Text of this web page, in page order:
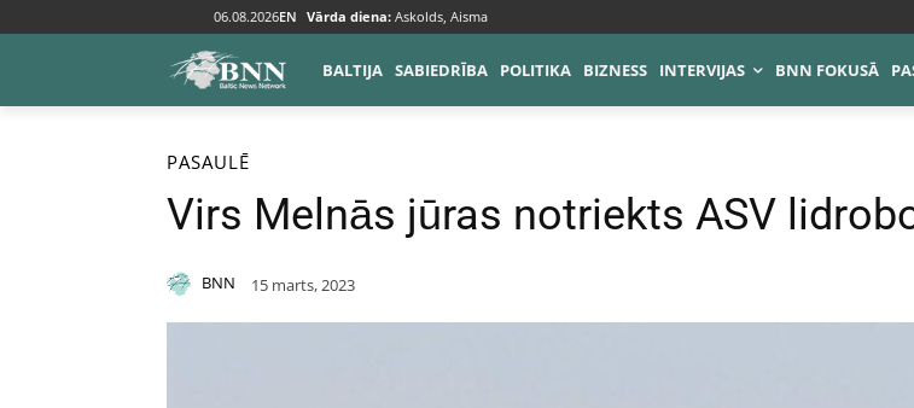
06.08.2026EN Vārda diena: Askolds, Aisma
BALTIJA SABIEDRĪBA POLITIKA BIZNESS INTERVIJAS BNN FOKUSĀ
Sākums Pasaulē
PASAULĒ
Virs Melnās jūras notriekts ASV
BNN 15 marts, 2023